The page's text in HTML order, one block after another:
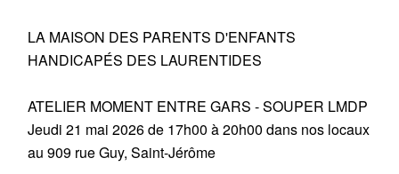
LA MAISON DES PARENTS D'ENFANTS
HANDICAPÉS DES LAURENTIDES
ATELIER MOMENT ENTRE GARS - SOUPER LMDP
Jeudi 21 mai 2026 de 17h00 à 20h00 dans nos locaux
au 909 rue Guy, Saint-Jérôme